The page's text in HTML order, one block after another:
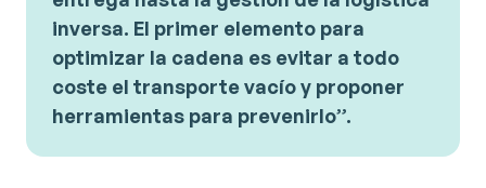
inversa. El primer elemento para
optimizar la cadena es evitar a todo
coste el transporte vacío y proponer
herramientas para prevenirlo”.